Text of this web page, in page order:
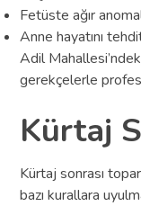
Fetüste ağır
Anne hayatını
Adil
gerekçelerle
Kürtaj
Kürtaj sonrası
bazı kurallara